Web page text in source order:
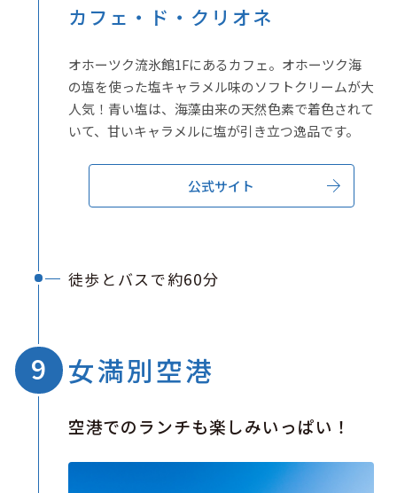
カフェ・ド・クリオネ
オホーツク流氷館1Fにあるカフェ。オホーツク海
の塩を使った塩キャラメル味のソフトクリームが大
人気！青い塩は、海藻由来の天然色素で着色されて
いて、甘いキャラメルに塩が引き立つ逸品です。
公式サイト
徒歩とバスで約60分
女満別空港
空港でのランチも楽しみいっぱい！